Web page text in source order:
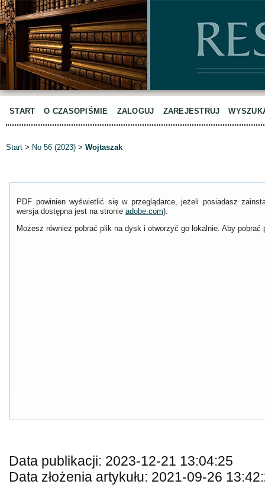
START O CZASOPIŚMIE ZALOGUJ ZAREJESTRUJ
Start > No 56 (2023) > Wojtaszak
PDF powinien wyświetlić się w przeglądarce, jeżeli posiadasz
wersja dostępna jest na stronie adobe.com).
Możesz również pobrać plik na dysk i otworzyć go lokalnie. Aby
Data publikacji: 2023-12-21 13:04:25
Data złożenia artykułu: 2021-09-26